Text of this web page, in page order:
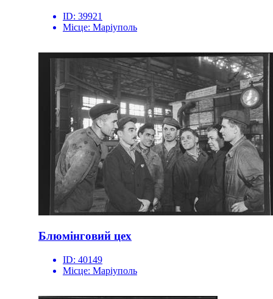
ID: 39921
Місце: Маріуполь
Блюмінговий цех
ID: 40149
Місце: Маріуполь